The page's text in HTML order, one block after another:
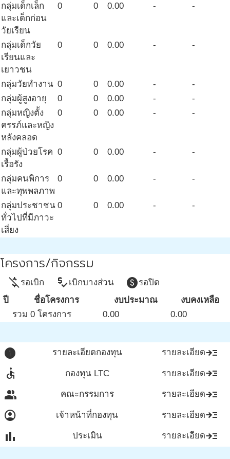
กลุ่มเด็กเล็ก
และเด็กก่อน
วัยเรียน
0 0 0.00 - -
กลุ่มเด็กวัย
เรียนและ
เยาวชน
0 0 0.00 - -
กลุ่มวัยทำงาน 0 0 0.00 -
-
กลุ่มผู้สูงอายุ
0 0 0.00 -
-
กลุ่มหญิงตั้ง
ครรภ์และหญิง
หลังคลอด
0 0 0.00 - -
กลุ่มผู้ป่วยโรค
เรื้อรัง
0 0 0.00 - -
กลุ่มคนพิการ
และทุพพลภาพ
0 0 0.00 - -
กลุ่มประชาชน
ทั่วไปที่มีภาวะ
เสี่ยง
0 0 0.00 - -
โครงการ/กิจกรรม
money_off รอเบิก price_check เบิกบางส่วน paidรอปิด
ปี
ชื่อโครงการ งบประมาณ
งบคงเหลือ
รวม 0 โครงการ
0.00 0.00
info รายละเอียดกองทุน รายละเอียดread_more
accessible
กองทุน LTC รายละเอียดread_more
group
คณะกรรมการ รายละเอียดread_more
account_circle
เจ้าหน้าที่กองทุน รายละเอียดread_more
bar_chart
ประเมิน รายละเอียดread_more